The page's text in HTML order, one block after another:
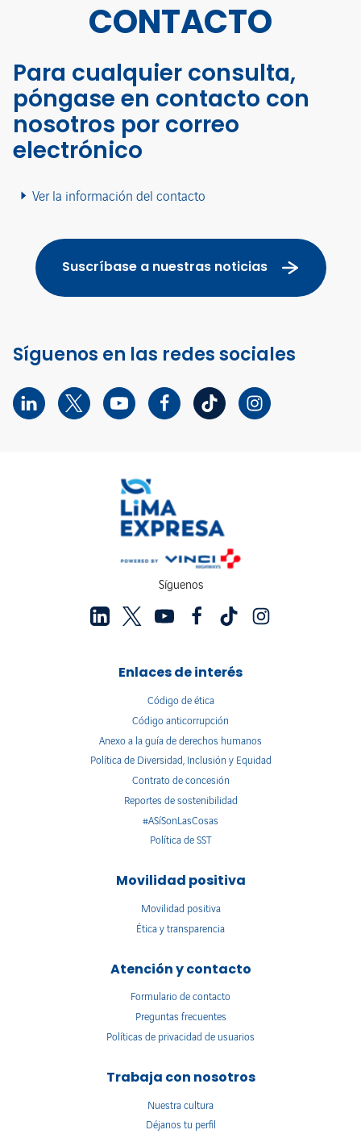
CONTACTO
Para cualquier consulta,
póngase en contacto con
nosotros por correo
electrónico
Ver la información del contacto
Suscríbase a nuestras noticias
Síguenos en las redes sociales
Síguenos
Enlaces de interés
Código de ética
Código anticorrupción
Anexo a la guía de derechos humanos
Política de Diversidad, Inclusión y Equidad
Contrato de concesión
Reportes de sostenibilidad
#ASíSonLasCosas
Política de SST
Movilidad positiva
Movilidad positiva
Ética y transparencia
Atención y contacto
Formulario de contacto
Preguntas frecuentes
Políticas de privacidad de usuarios
Trabaja con nosotros
Nuestra cultura
Déjanos tu perfil